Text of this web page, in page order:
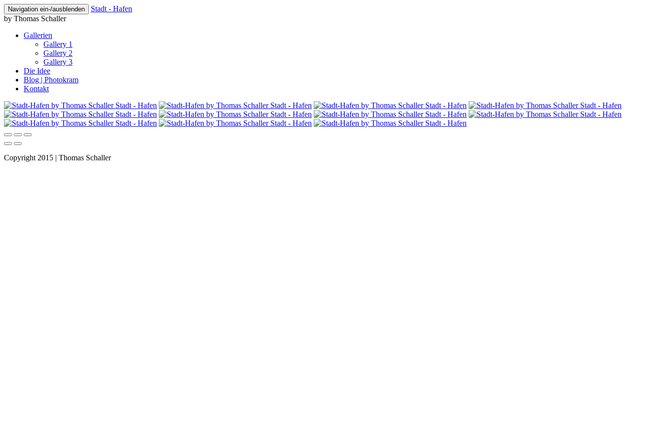
Navigation ein-/ausblenden
Stadt - Hafen
by Thomas Schaller
Gallerien
Gallery 1
Gallery 2
Gallery 3
Die Idee
Blog | Photokram
Kontakt
Stadt - Hafen
Stadt - Hafen Stadt - Hafen
Stadt - Hafen
Stadt - Hafen
Stadt - Hafen Stadt - Hafen
Stadt - Hafen
Stadt - Hafen
Stadt - Hafen Stadt - Hafen
Copyright 2015 | Thomas Schaller